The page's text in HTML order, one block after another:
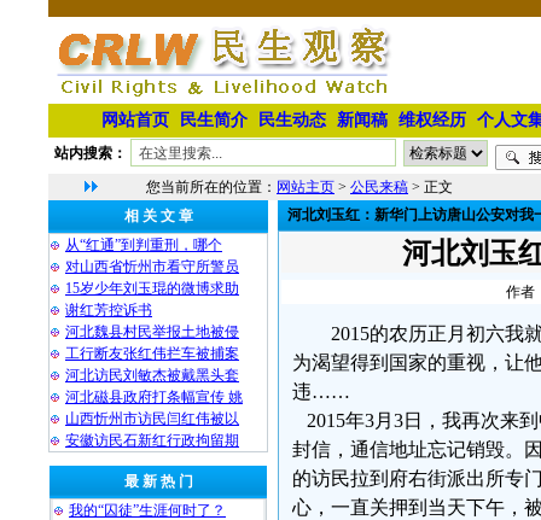
网站首页 民生简介 民生动态 新闻稿 维权经历 个人文
站内搜索：
您当前所在的位置： 网站主页 > 公民来稿 > 正文
相 关 文 章
从“红通”到判重刑，哪个
对山西省忻州市看守所警员
15岁少年刘玉琨的微博求助
谢红芳控诉书
河北魏县村民举报土地被侵
工行断友张红伟拦车被捕案
河北访民刘敏杰被戴黑头套
河北磁县政府打条幅宣传 姚
山西忻州市访民闫红伟被以
安徽访民石新红行政拘留期
最 新 热 门
我的“囚徒”生涯何时了？
河北刘玉红：新华门上访唐山公安对我
河北刘玉
作者
2015的农历正月初六我
为渴望得到国家的重视，让
违……
2015年3月3日，我再次来
封信，通信地址忘记销毁。
的访民拉到府右街派出所专
心，一直关押到当天下午，